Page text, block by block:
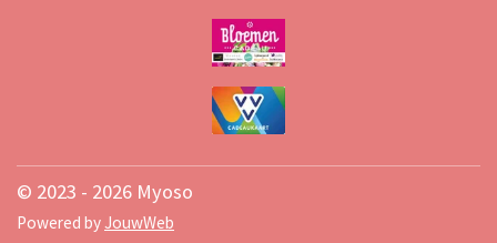
© 2023 - 2026 Myoso
Powered byJouwWeb